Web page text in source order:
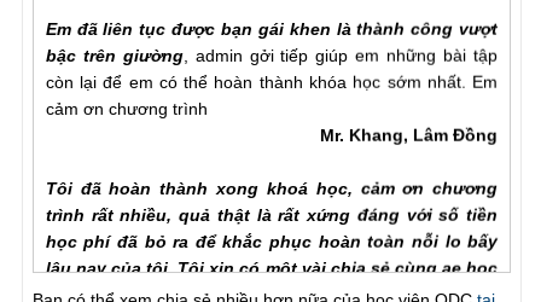
bậc trên giường, admin gởi tiếp giúp em những bài tập
còn lại để em có thể hoàn thành khóa học sớm nhất. Em
cảm ơn chương trình
trình rất nhiều, quả thật là rất xứng đáng với số tiền
học phí đã bỏ ra để khắc phục hoàn toàn nỗi lo bấy
lâu nay của tôi. Tôi xin có một vài chia sẻ cùng ae học
viên ODC. Trong quá trình tập luyện ngoài sự hướng